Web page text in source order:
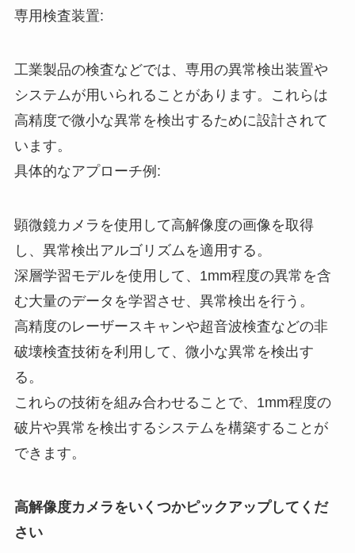
専用検査装置:
工業製品の検査などでは、専用の異常検出装置や
システムが用いられることがあります。これらは
高精度で微小な異常を検出するために設計されて
います。
具体的なアプローチ例:
顕微鏡カメラを使用して高解像度の画像を取得
し、異常検出アルゴリズムを適用する。
深層学習モデルを使用して、1mm程度の異常を含
む大量のデータを学習させ、異常検出を行う。
高精度のレーザースキャンや超音波検査などの非
破壊検査技術を利用して、微小な異常を検出す
る。
これらの技術を組み合わせることで、1mm程度の
破片や異常を検出するシステムを構築することが
できます。
高解像度カメラをいくつかピックアップしてくだ
さい